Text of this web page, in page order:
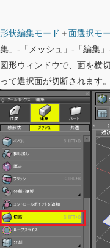
形状編集モード ＋面選択モ
集」-「メッシュ」-「編集」
図形ウィンドウで、面を横
って選択面が切断されます。